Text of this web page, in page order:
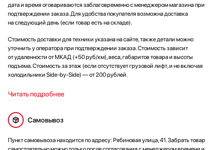
дата и время оговариваются заблаговременно с менеджером магазина при
подтверждении заказа. Для удобства покупателя возможна доставка
на следующий день (если товар есть на складе).
Стоимость доставки для техники указана на сайте, также детали можно
уточнить у оператора при подтверждении заказа. Стоимость зависит
от удаленности от МКАД (+50 руб/км), веса, габаритов товара и высоты
подъема. Стоимость за этаж (если отсутствует грузовой лифт, и не включая
холодильники Side-by-Side) — от 200 рублей.
Читать подробнее
Самовывоз
Пункт самовывоза находится по адресу: Рябиновая улица, 41. Забрать товар